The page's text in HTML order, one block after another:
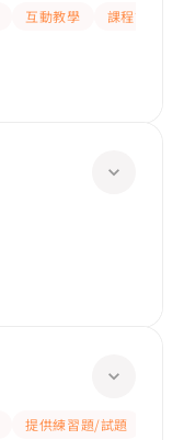
互動教學
課程設計
提供練習題/試題